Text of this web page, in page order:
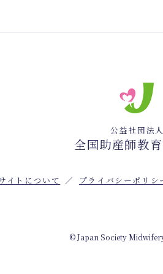
公益社団法人
全国助産師教
イトについて プライバシーポリシ
© Japan Society